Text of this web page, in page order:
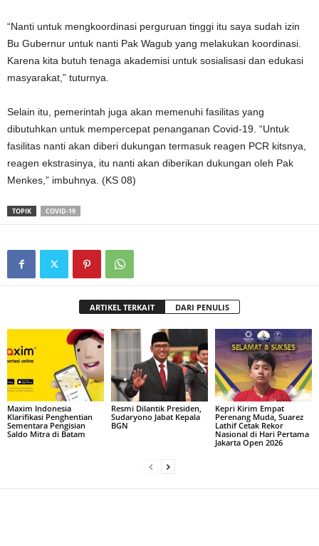
“Nanti untuk mengkoordinasi perguruan tinggi itu saya sudah izin
Bu Gubernur untuk nanti Pak Wagub yang melakukan koordinasi.
Karena kita butuh tenaga akademisi untuk sosialisasi dan edukasi
masyarakat,” tuturnya.
Selain itu, pemerintah juga akan memenuhi fasilitas yang
dibutuhkan untuk mempercepat penanganan Covid-19. “Untuk
fasilitas nanti akan diberi dukungan termasuk reagen PCR kitsnya,
reagen ekstrasinya, itu nanti akan diberikan dukungan oleh Pak
Menkes,” imbuhnya. (KS 08)
TOPIK COVID-19
ARTIKEL TERKAIT DARI PENULIS
Maxim Indonesia
Klarifikasi Penghentian
Sementara Pengisian
Saldo Mitra di Batam
Resmi Dilantik Presiden,
Sudaryono Jabat Kepala
BGN
Kepri Kirim Empat
Perenang Muda, Suarez
Lathif Cetak Rekor
Nasional di Hari Pertama
Jakarta Open 2026